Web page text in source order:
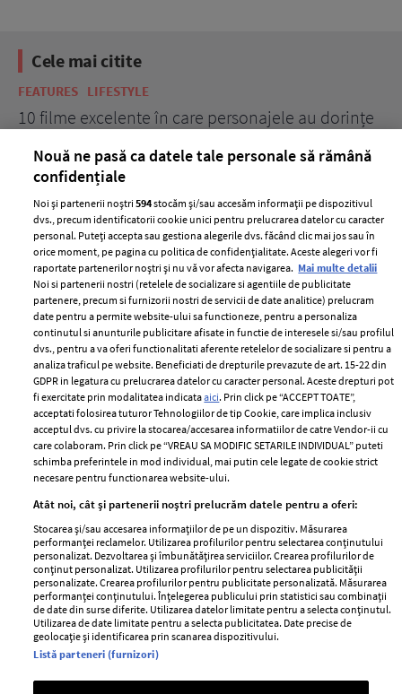
Cele mai citite
FEATURES LIFESTYLE
10 filme excelente în care personajele au dorințe
ELLE Style Awards
2024
Despre ELLE
Romania
Contact
Abonamente
Termeni si conditii
Politica de
confidențialitate
Politica de cookies
Publicitate
GSP
Unica
Baby
Retete
femei
Viva
Avantaje
Retete practice
Pariază responsabil! Decizia ONJN nr. 821/25.09.2025.
Jocurile de noroc sunt interzise minorilor.
Nouă ne pasă ca datele tale personale să rămână
confidențiale
Noi și partenerii noștri594stocăm și/sau accesăm informații pe dispozitivul
dvs., precum identificatorii cookie unici pentru prelucrarea datelor cu caracter
personal. Puteți accepta sau gestiona alegerile dvs. făcând clic mai jos sau în
orice moment, pe pagina cu politica de confidențialitate. Aceste alegeri vor fi
raportate partenerilor noștri și nu vă vor afecta navigarea. Mai multe detalii
Noi si partenerii nostri (retelele de socializare si agentiile de publicitate
partenere, precum si furnizorii nostri de servicii de date analitice) prelucram
date pentru a permite website-ului sa functioneze, pentru a personaliza
continutul si anunturile publicitare afisate in functie de interesele si/sau profilul
dvs., pentru a va oferi functionalitati aferente retelelor de socializare si pentru a
analiza traficul pe website. Beneficiati de drepturile prevazute de art. 15-22 din
GDPR in legatura cu prelucrarea datelor cu caracter personal. Aceste drepturi pot
fi exercitate prin modalitatea indicataaici. Prin click pe “ACCEPT TOATE”,
acceptati folosirea tuturor Tehnologiilor de tip Cookie, care implica inclusiv
acceptul dvs. cu privire la stocarea/accesarea informatiilor de catre Vendor-ii cu
care colaboram. Prin click pe “VREAU SA MODIFIC SETARILE INDIVIDUAL” puteti
schimba preferintele in mod individual, mai putin cele legate de cookie strict
necesare pentru functionarea website-ului.
Atât noi, cât și partenerii noștri prelucrăm datele pentru a oferi:
Stocarea și/sau accesarea informațiilor de pe un dispozitiv. Măsurarea
performanței reclamelor. Utilizarea profilurilor pentru selectarea conținutului
personalizat. Dezvoltarea și îmbunătățirea serviciilor. Crearea profilurilor de
conținut personalizat. Utilizarea profilurilor pentru selectarea publicității
personalizate. Crearea profilurilor pentru publicitate personalizată. Măsurarea
performanței conținutului. Înțelegerea publicului prin statistici sau combinații
de date din surse diferite. Utilizarea datelor limitate pentru a selecta conținutul.
Utilizarea de date limitate pentru a selecta publicitatea. Date precise de
geolocație și identificarea prin scanarea dispozitivului.
Listă parteneri (furnizori)